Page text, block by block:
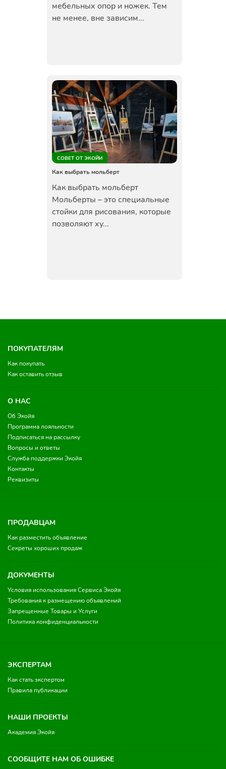
мебельных опор и ножек. Тем
не менее, вне зависим...
СОВЕТ ОТ ЭКОЙИ
Как выбрать мольберт
Как выбрать мольберт
Мольберты – это специальные
стойки для рисования, которые
позволяют ху...
ПОКУПАТЕЛЯМ
Как покупать
Как оставить отзыв
О НАС
Об Экойя
Программа лояльности
Подписаться на рассылку
Вопросы и ответы
Служба поддержки Экойя
Контакты
Реквизиты
ПРОДАВЦАМ
Как разместить объявление
Секреты хороших продаж
ДОКУМЕНТЫ
Условия использования Сервиса Экойя
Требования к размещению объявлений
Запрещенные Товары и Услуги
Политика конфиденциальности
ЭКСПЕРТАМ
Как стать экспертом
Правила публикации
НАШИ ПРОЕКТЫ
Академия Экойя
СООБЩИТЕ НАМ ОБ ОШИБКЕ